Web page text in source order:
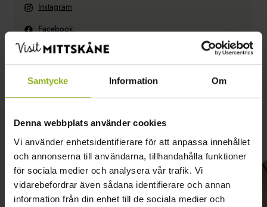
Samtycke Information Om
Denna webbplats använder cookies
Vi använder enhetsidentifierare för att anpassa innehållet
och annonserna till användarna, tillhandahålla funktioner
för sociala medier och analysera vår trafik. Vi
vidarebefordrar även sådana identifierare och annan
information från din enhet till de sociala medier och
Instagram
Facebook
Bosjökloster 101
Höör
Liknande besöksmål